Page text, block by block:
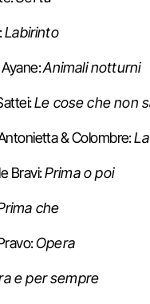
Labirinto
Ayane:Animali notturni
Le cose che non
& Colombre:
Bravi:Prima o poi
che
Opera
e per sempre